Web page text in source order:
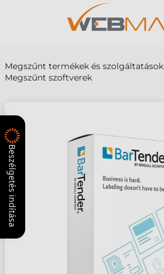
Megszűnt termékek és szolgáltatások
Megszűnt szoftverek
Beszélgetés indítása